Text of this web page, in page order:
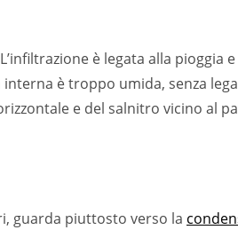
è legata alla
è troppo umida, senza
e del salnitro vicino al
guarda piuttosto verso la